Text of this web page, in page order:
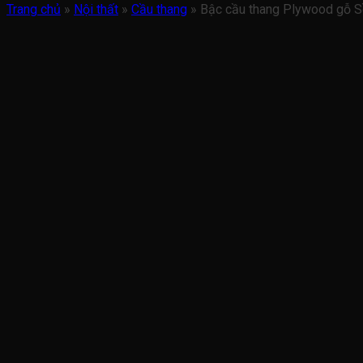
Trang chủ » Nội thất » Cầu thang » Bậc cầu thang Plywood gỗ